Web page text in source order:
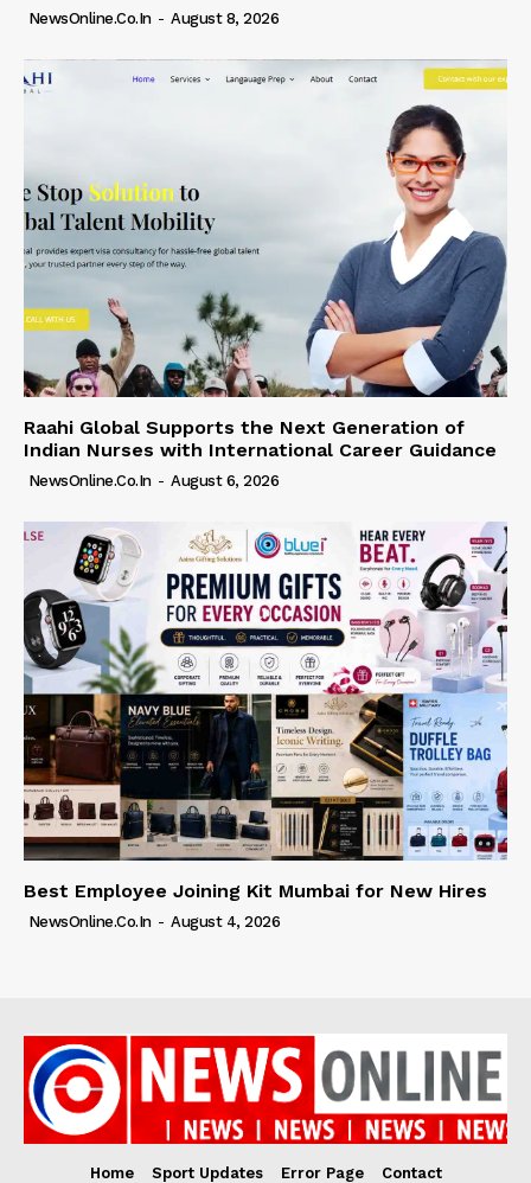
NewsOnline.co.in - August 8, 2026
Raahi Global Supports the Next Generation of
Indian Nurses with International Career Guidance
NewsOnline.co.in - August 6, 2026
Best Employee Joining Kit Mumbai for New Hires
NewsOnline.co.in - August 4, 2026
Home Sport Updates Error Page Contact